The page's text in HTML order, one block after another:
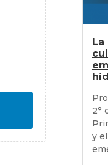
La
2°
y